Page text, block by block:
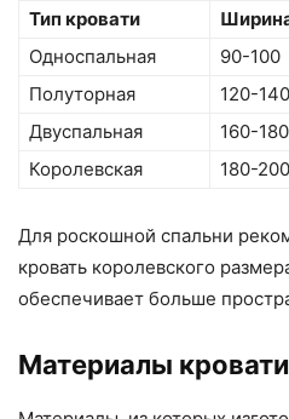
Тип кровати
Односпальная
90-100
Полуторная
120-140
Двуспальная
160-180
Королевская
180-200
Для роскошной спальни
кровать королевского
обеспечивает больше
Материалы кровати